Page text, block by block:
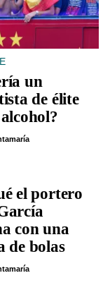
un
de élite
el portero
con una
de bolas